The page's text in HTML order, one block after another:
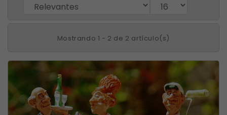
Mostrando 1 - 2 de 2 artículo(s)